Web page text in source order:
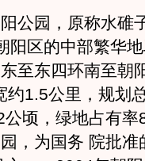
园，原称水碓
阳区的中部繁华
至东四环南至朝
约1.5公里，规划
顷，绿地占有率
，为国务 院批准